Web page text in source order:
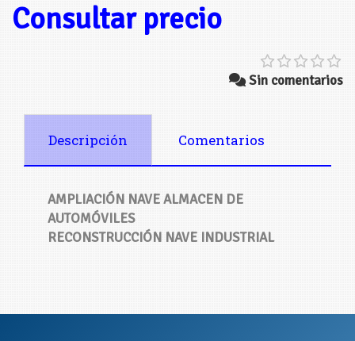
Consultar precio
Sin comentarios
Descripción Comentarios
AMPLIACIÓN NAVE ALMACEN DE
AUTOMÓVILES
RECONSTRUCCIÓN NAVE INDUSTRIAL